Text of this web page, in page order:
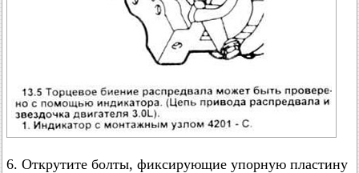
6. Открутите болты, фиксирующие упорную пластину